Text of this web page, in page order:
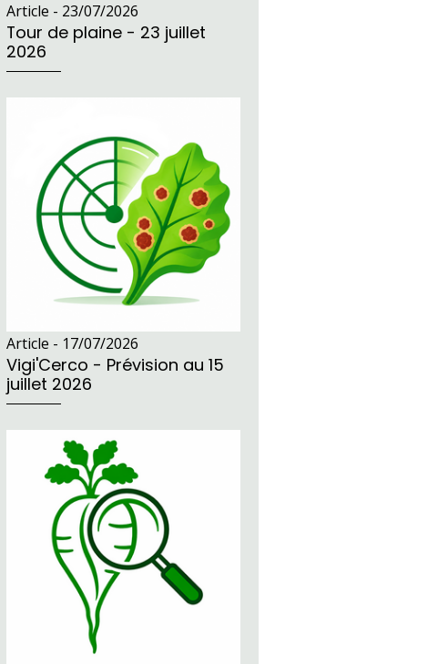
Article - 23/07/2026
Tour de plaine - 23 juillet
2026
Article - 17/07/2026
Vigi'Cerco - Prévision au 15
juillet 2026